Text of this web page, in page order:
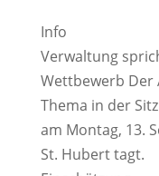
Info
Verwaltung
Wettbewerb
Thema in der
am Montag, 13.
St. Hubert tagt.